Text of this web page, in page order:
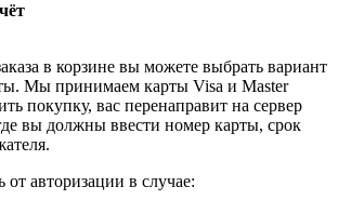
в корзине вы можете выбрать вариант
Мы принимаем карты Visa и Master
покупку, вас перенаправит на сервер
вы должны ввести номер карты, срок
от авторизации в случае: